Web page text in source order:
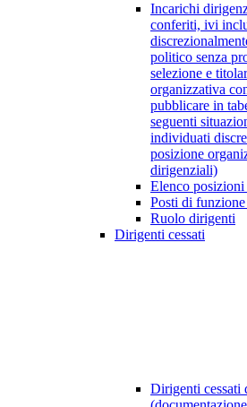
Incarichi
conferiti, ivi
politico senza
selezione e
organizzativa
pubblicare in
seguenti
individuati
posizione
dirigenziali)
Elenco
Posti di
Ruolo dirigenti
Dirigenti cessati
Dirigenti cessati